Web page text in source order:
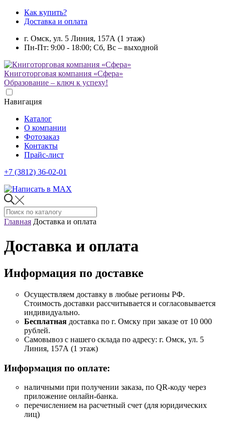
Как купить?
Доставка и оплата
г. Омск, ул. 5 Линия, 157А (1 этаж)
Пн-Пт: 9:00 - 18:00; Сб, Вс – выходной
Книготорговая компания «Сфера»
Образование – ключ к успеху!
Навигация
Каталог
О компании
Фотозаказ
Контакты
Прайс-лист
+7 (3812) 36-02-01
Главная Доставка и оплата
Доставка и оплата
Информация по доставке
Осуществляем доставку в любые регионы РФ.
Стоимость доставки рассчитывается и согласовывается
индивидуально.
Бесплатная доставка по г. Омску при заказе от 10 000
рублей.
Самовывоз с нашего склада по адресу: г. Омск, ул. 5
Линия, 157А (1 этаж)
Информация по оплате:
наличными при получении заказа, по QR-коду через
приложение онлайн-банка.
перечислением на расчетный счет (для юридических
лиц)